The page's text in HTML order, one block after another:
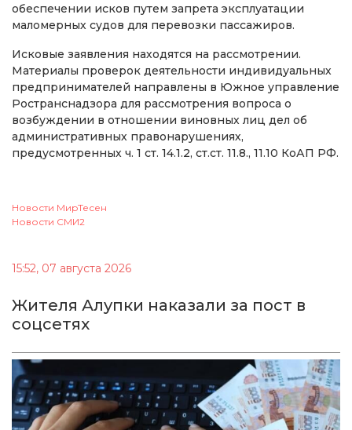
обеспечении исков путем запрета эксплуатации
маломерных судов для перевозки пассажиров.
Исковые заявления находятся на рассмотрении.
Материалы проверок деятельности индивидуальных
предпринимателей направлены в Южное управление
Ространснадзора для рассмотрения вопроса о
возбуждении в отношении виновных лиц дел об
административных правонарушениях,
предусмотренных ч. 1 ст. 14.1.2, ст.ст. 11.8., 11.10 КоАП РФ.
Новости МирТесен
Новости СМИ2
15:52, 07 августа 2026
Жителя Алупки наказали за пост в
соцсетях